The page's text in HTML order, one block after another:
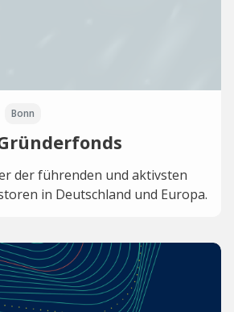
Bonn
der führenden und aktivsten
in Deutschland und Europa.